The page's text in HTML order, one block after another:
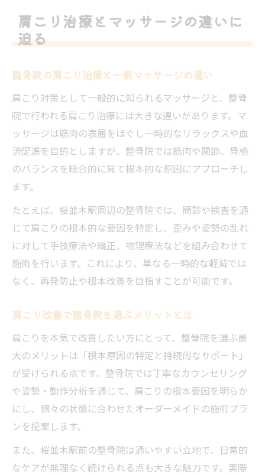
肩こり治療とマッサージの違いに
迫る
整骨院の肩こり治療と一般マッサージの違い
肩こり対策として一般的に知られるマッサージと、整骨
院で行われる肩こり治療には大きな違いがあります。マ
ッサージは筋肉の表層をほぐし一時的なリラックスや血
流促進を目的としますが、整骨院では筋肉や関節、骨格
のバランスを総合的に見て根本的な原因にアプローチし
ます。
たとえば、桜並木駅周辺の整骨院では、問診や検査を通
じて肩こりの根本的な要因を特定し、歪みや姿勢の乱れ
に対して手技療法や矯正、物理療法などを組み合わせて
施術を行います。これにより、単なる一時的な軽減では
なく、再発防止や根本改善を目指すことが可能です。
肩こり改善で整骨院を選ぶメリットとは
肩こりを本気で改善したい方にとって、整骨院を選ぶ最
大のメリットは「根本原因の特定と持続的なサポート」
が受けられる点です。整骨院では丁寧なカウンセリング
や姿勢・動作分析を通じて、肩こりの根本要因を明らか
にし、個々の状態に合わせたオーダーメイドの施術プラ
ンを提案します。
また、桜並木駅前の整骨院は通いやすい立地で、日常的
なケアが無理なく続けられる点も大きな魅力です。実際